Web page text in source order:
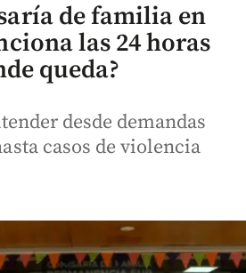
de familia en
las 24 horas
queda?
desde demandas
casos de violencia